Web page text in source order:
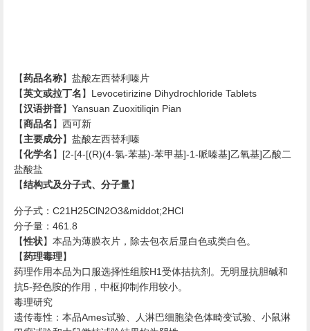
【药品名称】盐酸左西替利嗪片
【英文或拉丁名】 Levocetirizine Dihydrochloride Tablets
【汉语拼音】 Yansuan Zuoxitiliqin Pian
【商品名】西可新
【主要成分】盐酸左西替利嗪
【化学名】 [2-[4-[(R)(4-氯-苯基)-苯甲基]-1-哌嗪基]乙氧基]乙酸二
盐酸盐
【结构式及分子式、分子量】
分子式： C21H25ClN2O3&middot;2HCl
分子量： 461.8
【性状】本品为薄膜衣片，除去包衣后显白色或类白色。
【药理毒理】
药理作用本品为口服选择性组胺H1受体拮抗剂。无明显抗胆碱和
抗5-羟色胺的作用，中枢抑制作用较小。
毒理研究
遗传毒性：本品Ames试验、人淋巴细胞染色体畸变试验、小鼠淋